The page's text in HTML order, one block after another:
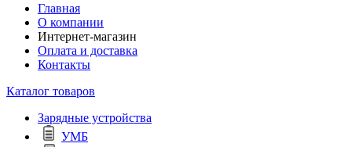
Главная
О компании
Интернет-магазин
Оплата и доставка
Контакты
Каталог товаров
Зарядные устройства
УМБ